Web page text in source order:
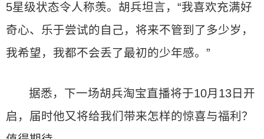
5星级状态令人称羡。胡兵坦言，“我喜欢充满好
奇心、乐于尝试的自己，将来不管到了多少岁，
我希望，我都不会丢了最初的少年感。”
据悉，下一场胡兵淘宝直播将于10月13日开
启，届时他又将给我们带来怎样的惊喜与福利？